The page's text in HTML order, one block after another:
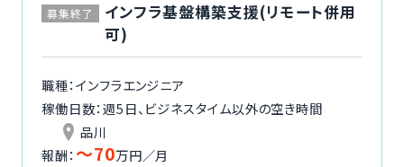
よくある質問
福利厚生
ご利用者様の声
募集終了
インフラ基盤構築支援(リモート併用
可)
職種：インフラエンジニア
稼働日数：週5日、ビジネスタイム以外の空き時間
品川
報酬： 〜70万円／月